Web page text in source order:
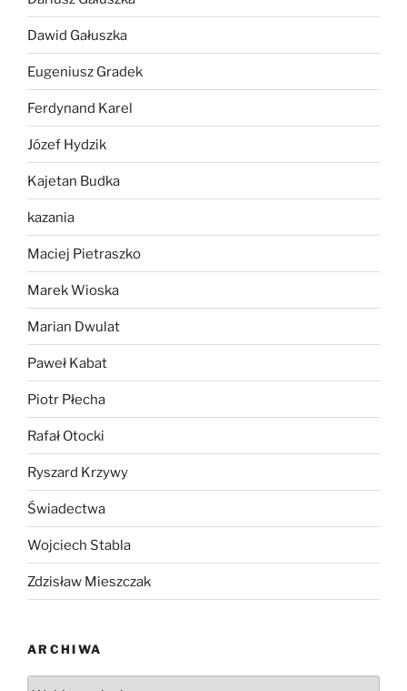
Dawid Gałuszka
Eugeniusz Gradek
Ferdynand Karel
Józef Hydzik
Kajetan Budka
kazania
Maciej Pietraszko
Marek Wioska
Marian Dwulat
Paweł Kabat
Piotr Płecha
Rafał Otocki
Ryszard Krzywy
Świadectwa
Wojciech Stabla
Zdzisław Mieszczak
ARCHIWA